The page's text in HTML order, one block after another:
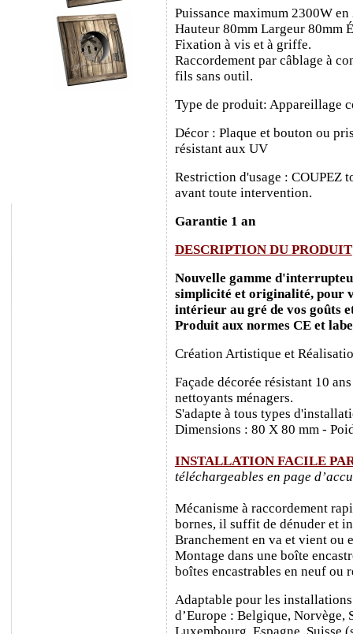
Puissance maximum 2300W
Hauteur 80mm Largeur 80mm
Fixation à vis et à griffe.
Raccordement par câblage à
fils sans outil.
Type de produit: Appareillage
Décor : Plaque et bouton ou
résistant aux UV
Restriction d'usage : COUPEZ
avant toute intervention.
Garantie 1 an
DESCRIPTION DU PRODUIT
Nouvelle gamme
simplicité et originalité, pour
intérieur au gré de vos goûts
Produit aux normes CE et
Création Artistique et
Façade décorée résistant 10
nettoyants ménagers.
S'adapte à tous types
Dimensions : 80 X 80 mm -
INSTALLATION FACILE
téléchargeables en page
Mécanisme à raccordement
bornes, il suffit de dénuder et
Branchement en va et vient ou
Montage dans une boîte
boîtes encastrables en neuf ou
Adaptable pour les
d’Europe : Belgique, Norvège,